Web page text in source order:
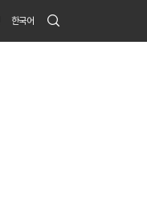
한국어 Search
Submit